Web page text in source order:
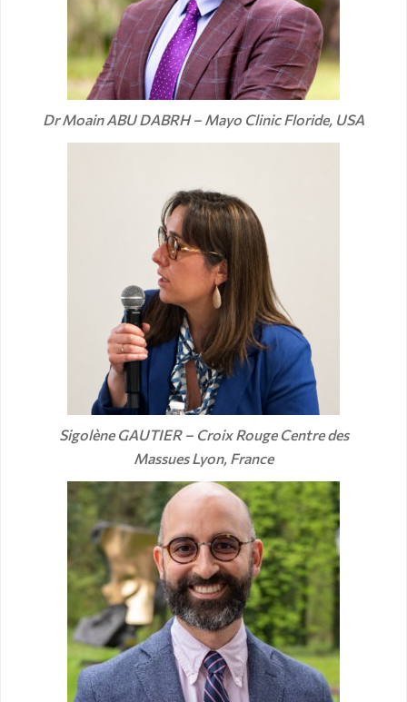
Dr Moain ABU DABRH – Mayo Clinic Floride, USA
Sigolène GAUTIER – Croix Rouge Centre des
Massues Lyon, France